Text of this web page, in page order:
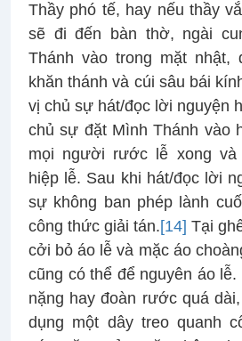
Thầy phó tế, hay nếu thầy
sẽ đi đến bàn thờ, ngài
Thánh vào trong mặt nhật,
khăn thánh và cúi sâu bái
vị chủ sự hát/đọc lời nguyện
chủ sự đặt Mình Thánh vào
mọi người rước lễ xong
hiệp lễ. Sau khi hát/đọc lời
sự không ban phép lành
công thức giải tán.[14] Tại
cởi bỏ áo lễ và mặc áo
cũng có thể để nguyên áo
nặng hay đoàn rước quá
dụng một dây treo quanh